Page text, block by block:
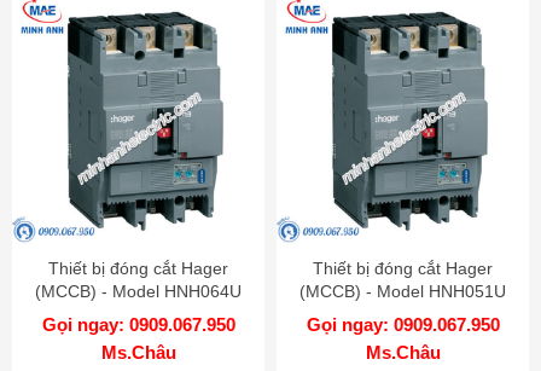
Thiết bị đóng cắt Hager
(MCCB) - Model HNH064U
Gọi ngay: 0909.067.950
Ms.Châu
Thiết bị đóng cắt Hager
(MCCB) - Model HNH051U
Gọi ngay: 0909.067.950
Ms.Châu